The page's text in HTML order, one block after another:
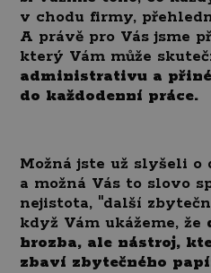
v chodu firmy,
A právě pro Vás jsme
který Vám může
administrativu a
do každodenní práce.
Možná jste už slyšeli
a možná Vás to slovo
nejistota, "další
když Vám ukážeme, že
hrozba, ale nástroj,
zbaví zbytečného